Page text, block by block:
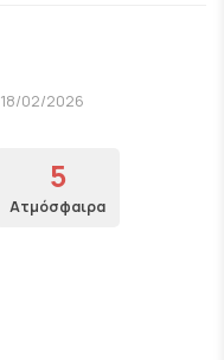
02/2026
5
Ατμόσφαιρα